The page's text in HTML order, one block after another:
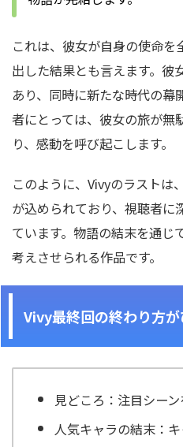
これは、彼女が自身の使命
出した結果とも言えます。彼
あり、同時に新たな時代の幕
者にとっては、彼女の旅が無
り、感動を呼び起こします。
このように、Vivyのラストは
が込められており、視聴者に
ています。物語の結末を通じ
考えさせられる作品です。
Vivy最終回の終わり方
見どころ：注目シー
人気キャラの結末：